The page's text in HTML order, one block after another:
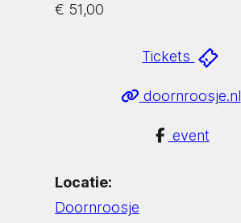
€ 51,00
Tickets
doornroosje.nl
event
Locatie:
Doornroosje